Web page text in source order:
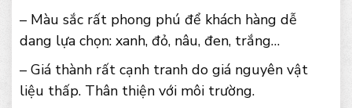
– Màu sắc rất phong phú để khách hàng dễ
dang lựa chọn: xanh, đỏ, nâu, đen, trắng…
– Giá thành rất cạnh tranh do giá nguyên vật
liệu thấp. Thân thiện với môi trường.